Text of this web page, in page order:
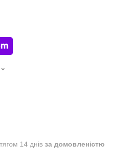
14 днів за домовленістю